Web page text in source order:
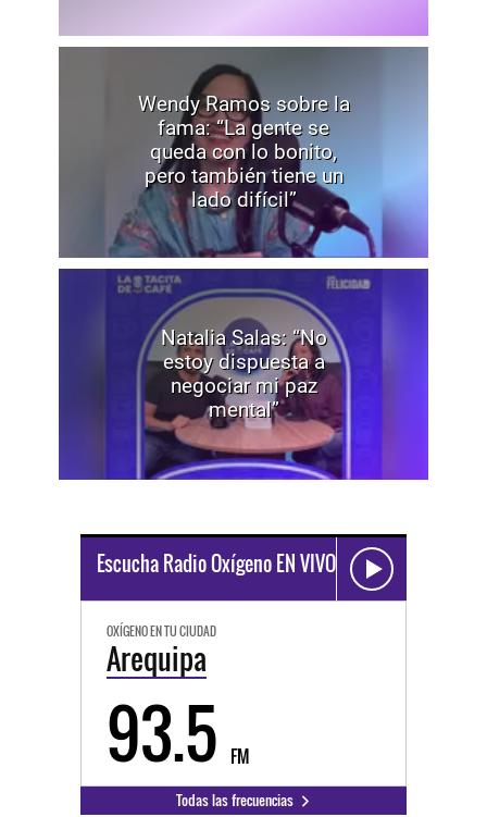
Wendy Ramos sobre la
fama: “La gente se
queda con lo bonito,
pero también tiene un
lado difícil”
Natalia Salas: “No
estoy dispuesta a
negociar mi paz
mental”
Escucha Radio Oxígeno EN VIVO
OXÍGENO EN TU CIUDAD
Arequipa
93.5 FM
Todas las frecuencias